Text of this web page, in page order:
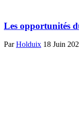
Les opportunités
ParHolduix 18 Juin